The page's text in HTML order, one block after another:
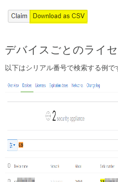
デ
バ
の
登
録
解
除
（Unclaim）
Term
デバイスごとのライ
以下はシリアル番号で検索する例で